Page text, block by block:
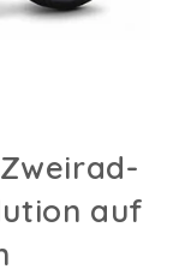
auf